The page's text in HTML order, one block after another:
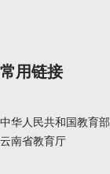
常用链接
中华人民共和国教育部
云南省教育厅